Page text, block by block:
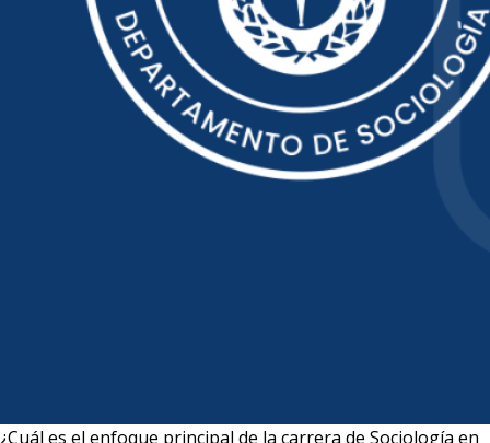
¿Cuál es el enfoque principal de la carrera de Sociología en